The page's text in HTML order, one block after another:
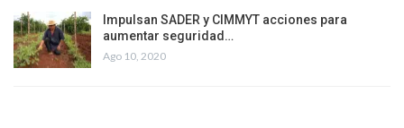
Impulsan SADER y CIMMYT acciones para
aumentar seguridad…
Ago 10, 2020